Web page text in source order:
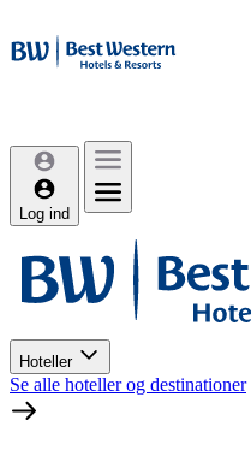
Log ind
Hoteller
Se alle hoteller og destinationer